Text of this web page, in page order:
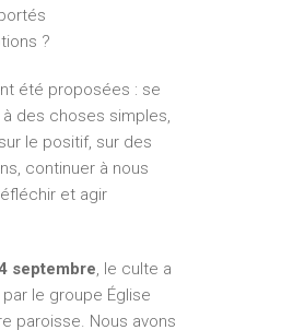
?
été proposées : se
des choses simples,
le positif, sur des
continuer à nous
et agir
septembre, le culte a
le groupe Église
paroisse. Nous avons